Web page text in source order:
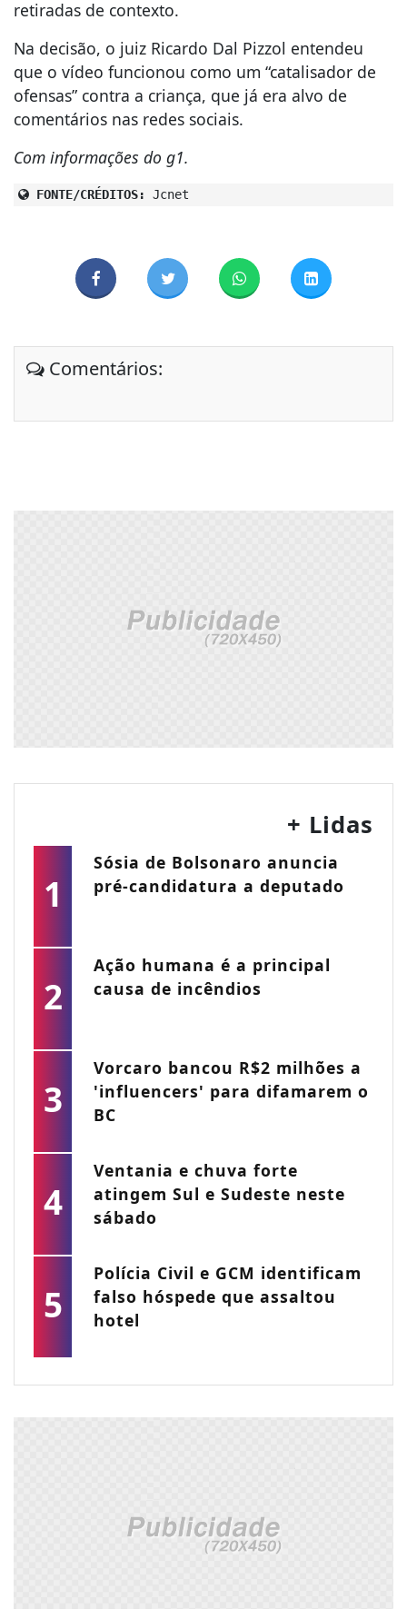
retiradas de contexto.
Na decisão, o juiz Ricardo Dal Pizzol entendeu
que o vídeo funcionou como um “catalisador de
ofensas” contra a criança, que já era alvo de
comentários nas redes sociais.
Com informações do g1.
FONTE/CRÉDITOS: Jcnet
Comentários:
+ Lidas
1
Sósia de Bolsonaro anuncia
pré-candidatura a deputado
2
Ação humana é a principal
causa de incêndios
3
Vorcaro bancou R$2 milhões a
'influencers' para difamarem o
BC
4
Ventania e chuva forte
atingem Sul e Sudeste neste
sábado
5
Polícia Civil e GCM identificam
falso hóspede que assaltou
hotel